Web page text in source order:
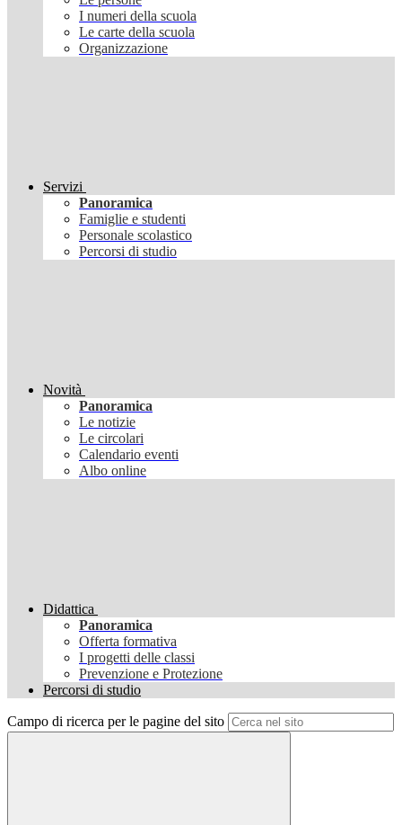
I numeri della scuola
Le carte della scuola
Organizzazione
Servizi
Panoramica
Famiglie e studenti
Personale scolastico
Percorsi di studio
Novità
Panoramica
Le notizie
Le circolari
Calendario eventi
Albo online
Didattica
Panoramica
Offerta formativa
I progetti delle classi
Prevenzione e Protezione
Percorsi di studio
Campo di ricerca per le pagine del sito